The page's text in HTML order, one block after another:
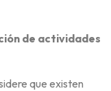
de actividades
que existen